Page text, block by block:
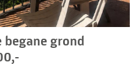
begane grond